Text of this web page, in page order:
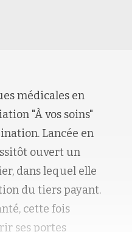
médicales en
"À vos soins"
Lancée en
ouvert un
dans lequel elle
du tiers payant.
cette fois
ses portes